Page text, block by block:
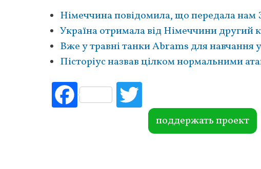
Німеччина повідомила, що передала
Україна отримала від Німеччини другий
Вже у травні танки Abrams для навчання
Пісторіус назвав цілком нормальними
Fac
ebo itte
r поддержать проект